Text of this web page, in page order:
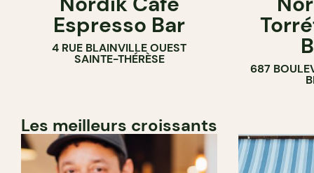
Espresso Bar
4 RUE BLAINVILLE OUEST
SAINTE-THÉRÈSE
687
Les meilleurs croissants